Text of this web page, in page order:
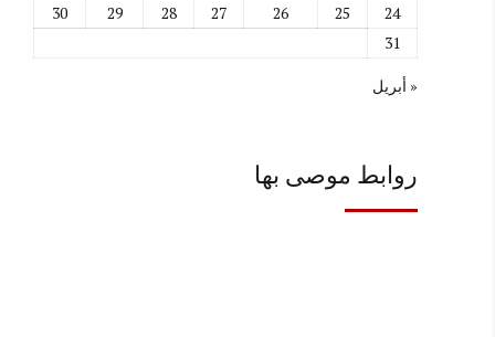
24
25
26
27
28
29
30
31
« أبريل
روابط موصى بها